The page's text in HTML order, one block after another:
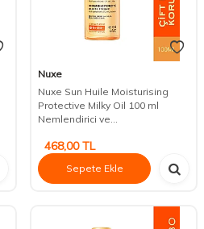
Nuxe
Nuxe Sun Huile Moisturising
Protective Milky Oil 100 ml
Nemlendirici ve...
468,00TL
Sepete Ekle